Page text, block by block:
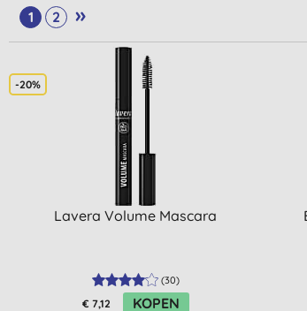
1 2 »
-20%
Lavera Volume Mascara
(30)
€ 7,12 KOPEN